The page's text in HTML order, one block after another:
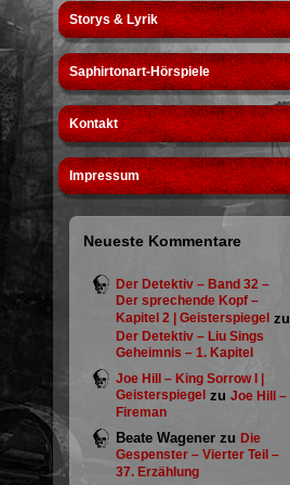
Storys & Lyrik
Saphirtonart-Hörspiele
Kontakt
Impressum
Neueste Kommentare
Der Detektiv – Band 32 –
Der sprechende Kopf –
Kapitel 2 | Geisterspiegel zu
Der Detektiv – Liu Sings
Geheimnis – 1. Kapitel
Joe Hill – King Sorrow I |
Geisterspiegel zu Joe Hill –
Fireman
Beate Wagener zu Die
Gespenster – Vierter Teil –
37. Erzählung